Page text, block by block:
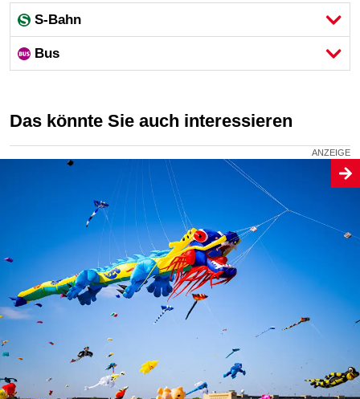
S-Bahn
Bus
Das könnte Sie auch interessieren